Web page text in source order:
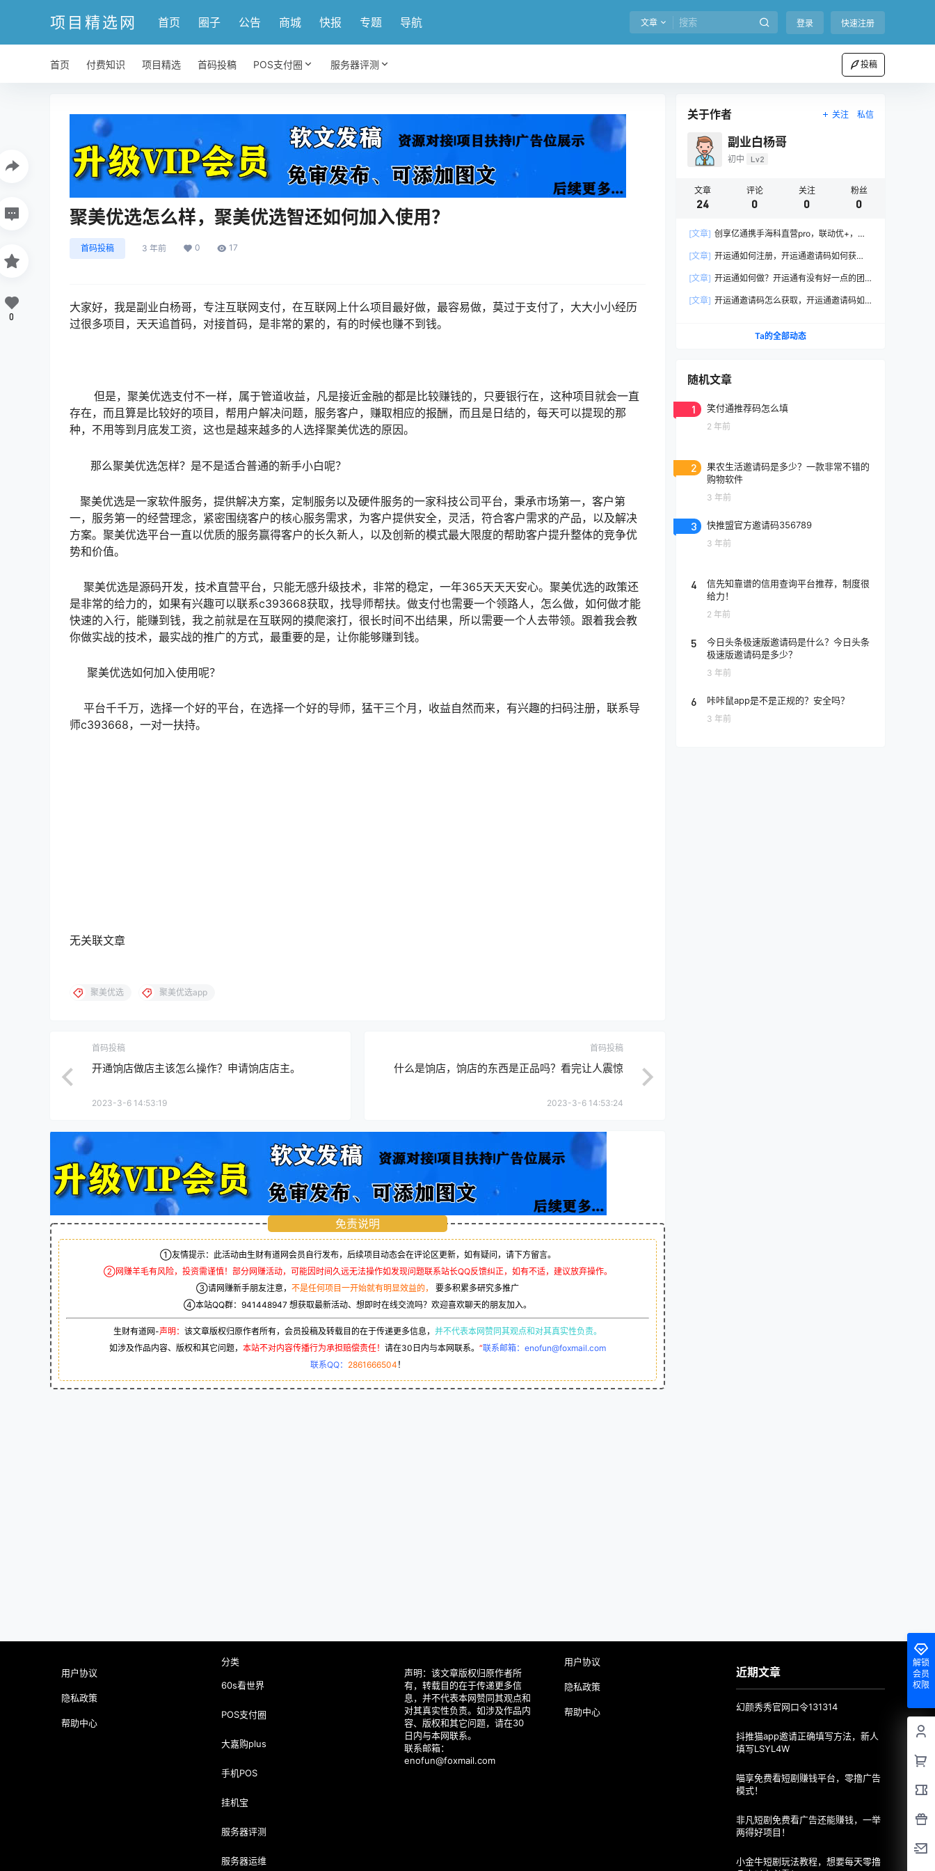
项目精选网 首页 圈子 公告 商城 快报 专题 导航 文章 登录 快速注册
首页 付费知识 项目精选 首码投稿 POS支付圈 服务器评测 投稿
聚美优选怎么样，聚美优选智还如何加入使用？
首码投稿 3 年前 0 17
大家好，我是副业白杨哥，专注互联网支付，在互联网上什么项目最好做，最容易做，莫过于支付了，大大小小经历
过很多项目，天天追首码，对接首码，是非常的累的，有的时候也赚不到钱。
但是，聚美优选支付不一样，属于管道收益，凡是接近金融的都是比较赚钱的，只要银行在，这种项目就会一直
存在，而且算是比较好的项目，帮用户解决问题，服务客户，赚取相应的报酬，而且是日结的，每天可以提现的那
种，不用等到月底发工资，这也是越来越多的人选择聚美优选的原因。
那么聚美优选怎样？是不是适合普通的新手小白呢？
聚美优选是一家软件服务，提供解决方案，定制服务以及硬件服务的一家科技公司平台，秉承市场第一，客户第
一，服务第一的经营理念，紧密围绕客户的核心服务需求，为客户提供安全，灵活，符合客户需求的产品，以及解决
方案。聚美优选平台一直以优质的服务赢得客户的长久新人，以及创新的模式最大限度的帮助客户提升整体的竞争优
势和价值。
聚美优选是源码开发，技术直营平台，只能无感升级技术，非常的稳定，一年365天天天安心。聚美优选的政策还
是非常的给力的，如果有兴趣可以联系c393668获取，找导师帮扶。做支付也需要一个领路人，怎么做，如何做才能
快速的入行，能赚到钱，我之前就是在互联网的摸爬滚打，很长时间不出结果，所以需要一个人去带领。跟着我会教
你做实战的技术，最实战的推广的方式，最重要的是，让你能够赚到钱。
聚美优选如何加入使用呢？
平台千千万，选择一个好的平台，在选择一个好的导师，猛干三个月，收益自然而来，有兴趣的扫码注册，联系导
师c393668，一对一扶持。
无关联文章
0
聚美优选 聚美优选app
首码投稿
开通饷店做店主该怎么操作？申请饷店店主。
2023-3-6 14:53:19
首码投稿
什么是饷店，饷店的东西是正品吗？看完让人震惊
2023-3-6 14:53:24
免责说明
①友情提示：此活动由生财有道网会员自行发布，后续项目动态会在评论区更新，如有疑问，请下方留言。
②网赚羊毛有风险，投资需谨慎！部分网赚活动，可能因时间久远无法操作如发现问题联系站长QQ反馈纠正，如有不适，建议放弃操作。
③请网赚新手朋友注意， 不是任何项目一开始就有明显效益的，
要多积累多研究多推广
④本站QQ群： 941448947 想获取最新活动、想即时在线交流吗？欢迎喜欢聊天的朋友加入。
生财有道网-声明： 该文章版权归原作者所有，会员投稿及转载目的在于传递更多信息， 并不代表本网赞同其观点和对其真实性负责。
如涉及作品内容、版权和其它问题， 本站不对内容传播行为承担赔偿责任！ 请在30日内与本网联系。 “联系邮箱：enofun@foxmail.com
联系QQ： 2861666504 ！
关于作者 关注 私信
副业白杨哥
初中 Lv2
文章
24
评论
0
关注
0
粉丝
0
[文章] 创享亿通携手海科直营pro，联动优+，开
[文章] 开运通如何注册，开运通邀请码如何获
[文章] 开运通如何做？开运通有没有好一点的团
[文章] 开运通邀请码怎么获取，开运通邀请码如
Ta的全部动态
随机文章
1 笑付通推荐码怎么填
2 年前
2
果农生活邀请码是多少？一款非常不错的
购物软件
3 年前
3 快推盟官方邀请码356789
3 年前
4
信先知靠谱的信用查询平台推荐，制度很
给力！
2 年前
5
今日头条极速版邀请码是什么？今日头条
极速版邀请码是多少？
3 年前
6 咔咔鼠app是不是正规的？安全吗？
3 年前
解锁
会员
权限
用户协议
隐私政策
帮助中心
分类
60s看世界
POS支付圈
大嘉购plus
手机POS
挂机宝
服务器评测
服务器运维
声明：该文章版权归原作者所
有，转载目的在于传递更多信
息，并不代表本网赞同其观点和
对其真实性负责。如涉及作品内
容、版权和其它问题，请在30
日内与本网联系。
联系邮箱：
enofun@foxmail.com
用户协议
隐私政策
帮助中心
近期文章
幻颜秀秀官网口令131314
抖推猫app邀请正确填写方法，新人
填写LSYL4W
喵享免费看短剧赚钱平台，零撸广告
模式！
非凡短剧免费看广告还能赚钱，一举
两得好项目！
小金牛短剧玩法教程，想要每天零撸